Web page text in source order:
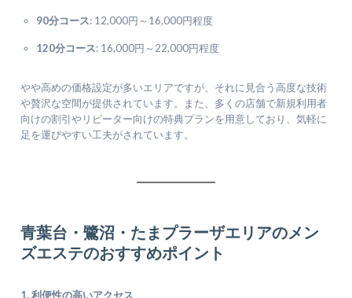
90分コース: 12,000円～16,000円程度
120分コース: 16,000円～22,000円程度
やや高めの価格設定が多いエリアですが、それに見合う高度な技術
や贅沢な空間が提供されています。また、多くの店舗で新規利用者
向けの割引やリピーター向けの特典プランを用意しており、気軽に
足を運びやすい工夫がされています。
青葉台・鷺沼・たまプラーザエリアのメン
ズエステのおすすめポイント
1. 利便性の高いアクセス